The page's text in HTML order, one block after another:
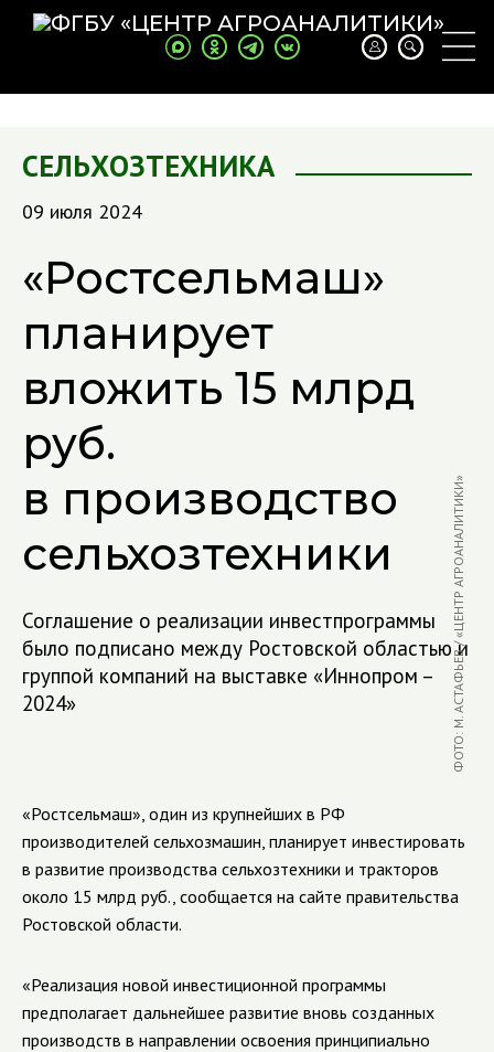
СЕЛЬХОЗТЕХНИКА
09 июля 2024
«Ростсельмаш»
планирует
вложить 15 млрд
руб.
в производство
сельхозтехники
Соглашение о реализации инвестпрограммы
было подписано между Ростовской областью и
группой компаний на выставке «Иннопром –
2024»
ФОТО: М. АСТАФЬЕВ / «ЦЕНТР АГРОАНАЛИТИКИ»
«Ростсельмаш», один из крупнейших в РФ
производителей сельхозмашин, планирует инвестировать
в развитие производства сельхозтехники и тракторов
около 15 млрд руб., сообщается на сайте правительства
Ростовской области.
«Реализация новой инвестиционной программы
предполагает дальнейшее развитие вновь созданных
производств в направлении освоения принципиально